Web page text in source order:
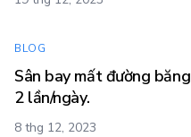
BLOG
Sân bay mất đường băng
2 lần/ngày.
8 thg 12, 2023